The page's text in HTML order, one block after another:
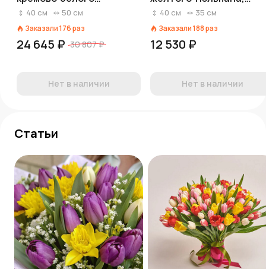
тюльпана в нежной
40 см 50 см
Заказали176раз
24 645 ₽ 30 807 ₽
Нет в наличии
Россия
40 см 35 см
Заказали188раз
12 530 ₽
Нет в наличии
Статьи